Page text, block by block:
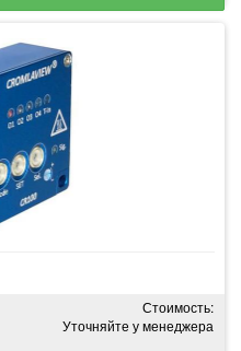
Стоимость:
Уточняйте у менеджера